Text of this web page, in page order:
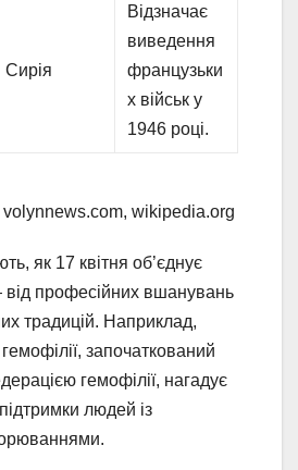
Сирія
Відзначає
виведення
французьки
х військ у
1946 році.
wikipedia.org
як 17 квітня об’єднує
від професійних вшанувань
традицій. Наприклад,
започаткований
гемофілії, нагадує
людей із